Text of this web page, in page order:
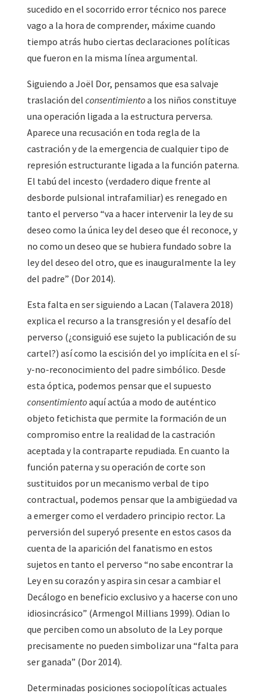
sucedido en el socorrido error técnico nos parece
vago a la hora de comprender, máxime cuando
tiempo atrás hubo ciertas declaraciones políticas
que fueron en la misma línea argumental.
Siguiendo a Joël Dor, pensamos que esa salvaje
traslación del consentimientoa los niños constituye
una operación ligada a la estructura perversa.
Aparece una recusación en toda regla de la
castración y de la emergencia de cualquier tipo de
represión estructurante ligada a la función paterna.
El tabú del incesto (verdadero dique frente al
desborde pulsional intrafamiliar) es renegado en
tanto el perverso “va a hacer intervenir la ley de su
deseo como la única ley del deseo que él reconoce, y
no como un deseo que se hubiera fundado sobre la
ley del deseo del otro, que es inauguralmente la ley
del padre” (Dor 2014).
Esta falta en ser siguiendo a Lacan (Talavera 2018)
explica el recurso a la transgresión y el desafío del
perverso (¿consiguió ese sujeto la publicación de su
cartel?) así como la escisión del yo implícita en el sí-
y-no-reconocimiento del padre simbólico. Desde
esta óptica, podemos pensar que el supuesto
consentimientoaquí actúa a modo de auténtico
objeto fetichista que permite la formación de un
compromiso entre la realidad de la castración
aceptada y la contraparte repudiada. En cuanto la
función paterna y su operación de corte son
sustituidos por un mecanismo verbal de tipo
contractual, podemos pensar que la ambigüedad va
a emerger como el verdadero principio rector. La
perversión del superyó presente en estos casos da
cuenta de la aparición del fanatismo en estos
sujetos en tanto el perverso “no sabe encontrar la
Ley en su corazón y aspira sin cesar a cambiar el
Decálogo en beneficio exclusivo y a hacerse con uno
idiosincrásico” (Armengol Millians 1999). Odian lo
que perciben como un absoluto de la Ley porque
precisamente no pueden simbolizar una “falta para
ser ganada” (Dor 2014).
Determinadas posiciones sociopolíticas actuales